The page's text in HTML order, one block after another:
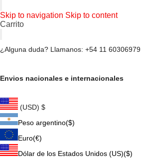
Skip to navigation Skip to content
Carrito
¿Alguna duda? Llamanos: +54 11 60306979
Envios nacionales e internacionales
(USD) $
Peso argentino($)
Euro(€)
Dólar de los Estados Unidos (US)($)